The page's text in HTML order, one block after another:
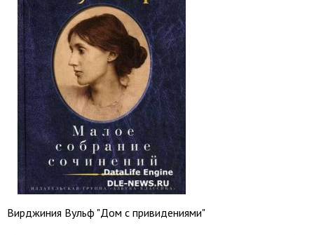
Вирджиния Вульф "Дом с привидениями"